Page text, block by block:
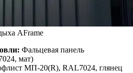
AFrame
Фальцевая панель
мат)
МП-20(R), RAL7024, глянец